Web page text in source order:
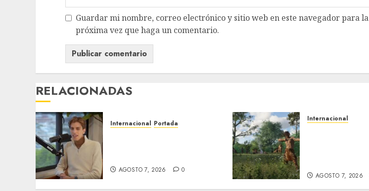
Guardar mi nombre, correo electrónico y sitio web en este navegador para la
próxima vez que haga un comentario.
RELACIONADAS
Internacional Portada
AGOSTO 7, 2026 0
Internacional
AGOSTO 7, 2026